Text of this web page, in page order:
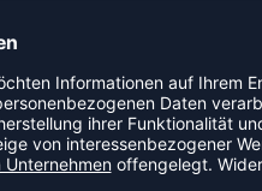
abseits des Platzes. Der
höchsten Tragekomfort.
an Ärmelabschlüssen